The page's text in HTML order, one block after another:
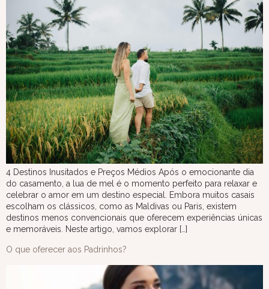
4 Destinos Inusitados e Preços Médios Após o emocionante dia
do casamento, a lua de mel é o momento perfeito para relaxar e
celebrar o amor em um destino especial. Embora muitos casais
escolham os clássicos, como as Maldivas ou Paris, existem
destinos menos convencionais que oferecem experiências únicas
e memoráveis. Neste artigo, vamos explorar […]
O que oferecer aos Padrinhos?